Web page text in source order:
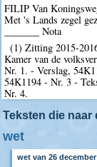
FILIP Van
Met 's Lands zegel
_______ Nota
(1) Zitting 2015-
Kamer van de
Nr. 1. - Verslag,
54K1194 - Nr. 3 -
Nr. 4.
Teksten die naar
wet
wet van 26 december